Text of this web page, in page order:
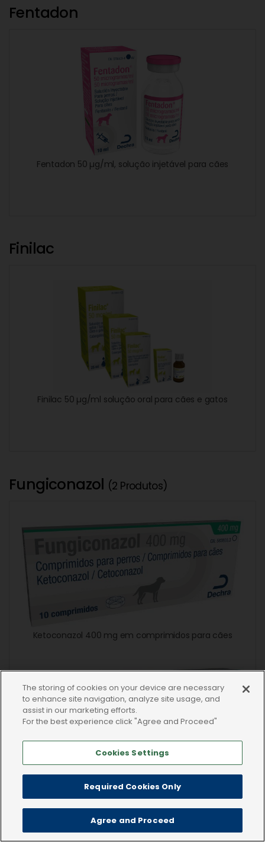
Fentadon
Fentadon 50 µg/ml, solução injetável para cães
Finilac
Finilac 50 µg/ml solução oral para cães e gatos
Fungiconazol (2 Produtos)
Ketoconazol 400 mg em comprimidos para cães
Ketoconazol 200 mg em comprimidos para cães
The storing of cookies on your device are necessary
to enhance site navigation, analyze site usage, and
assist in our marketing efforts.
For the best experience click "Agree and Proceed"
Cookies Settings
Required Cookies Only
Agree and Proceed